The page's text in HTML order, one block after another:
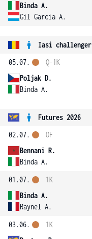
Binda A.
Gil Garcia A.
Iasi challenger
05.07.
Poljak D.
Binda A.
Q-1K
Futures 2026
02.07.
Bennani R.
Binda A.
OF
01.07.
Binda A.
Raynel A.
1K
03.06.
1K